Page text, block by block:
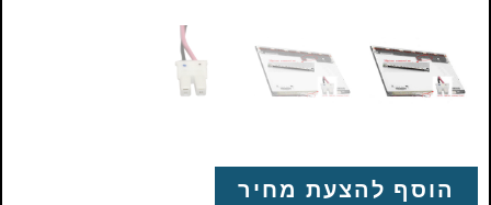
הוסף להצעת מחיר